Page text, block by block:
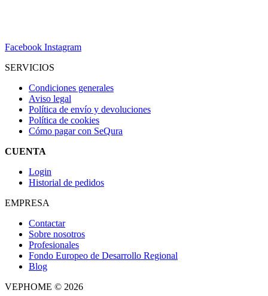
Facebook Instagram
SERVICIOS
Condiciones generales
Aviso legal
Política de envío y devoluciones
Política de cookies
Cómo pagar con SeQura
CUENTA
Login
Historial de pedidos
EMPRESA
Contactar
Sobre nosotros
Profesionales
Fondo Europeo de Desarrollo Regional
Blog
VEPHOME © 2026